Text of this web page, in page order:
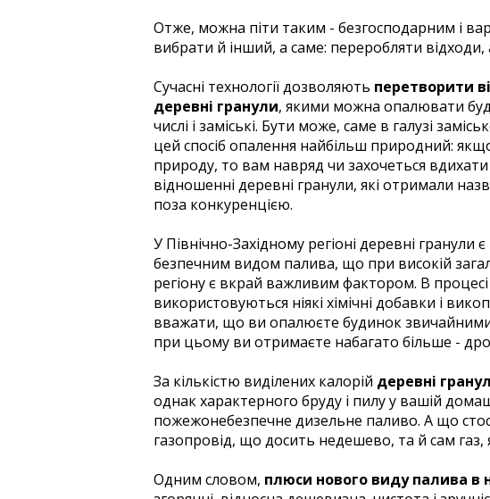
Отже, можна піти таким - безгосподарним і
вибрати й інший, а саме: переробляти
Сучасні технології дозволяють перетворити
деревні гранули, якими можна опалювати
числі і заміські. Бути може, саме в галузі
цей спосіб опалення найбільш природний:
природу, то вам навряд чи захочеться
відношенні деревні гранули, які отримали
поза конкуренцією.
У Північно-Західному регіоні деревні гранули
безпечним видом палива, що при високій
регіону є вкрай важливим фактором. В
використовуються ніякі хімічні добавки і
вважати, що ви опалюєте будинок
при цьому ви отримаєте набагато більше -
За кількістю виділених калорій деревні
однак характерного бруду і пилу у вашій
пожежонебезпечне дизельне паливо. А що
газопровід, що досить недешево, та й сам газ,
Одним словом, плюси нового виду палива в